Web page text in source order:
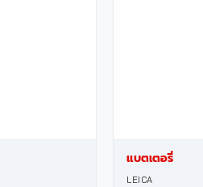
แบตเตอรี่
LEICA